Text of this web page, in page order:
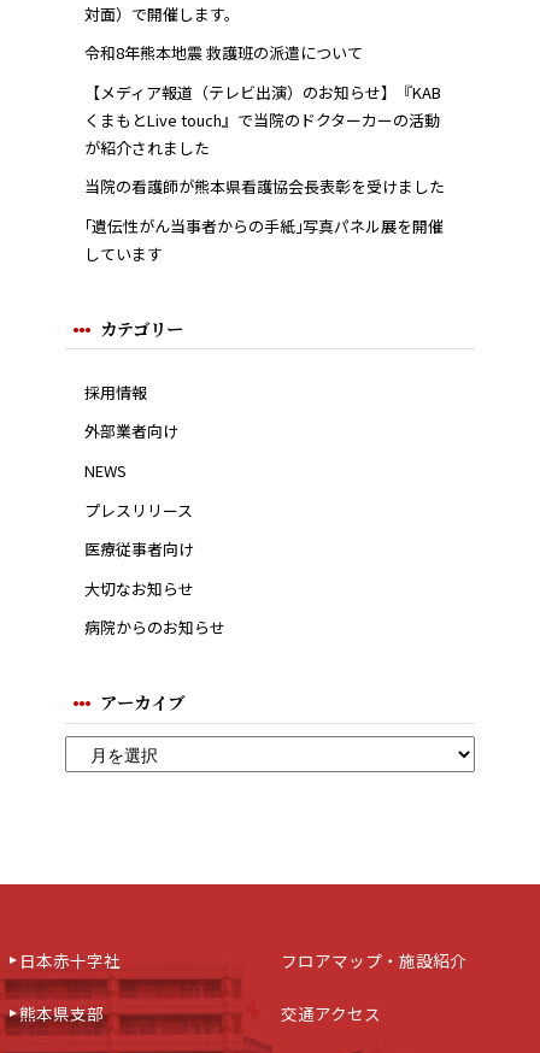
対面）で開催します。
令和8年熊本地震 救護班の派遣について
【メディア報道（テレビ出演）のお知らせ】『KAB
くまもとLive touch』で当院のドクターカーの活動
が紹介されました
当院の看護師が熊本県看護協会長表彰を受けました
｢遺伝性がん当事者からの手紙｣写真パネル展を開催
しています
カテゴリー
採用情報
外部業者向け
NEWS
プレスリリース
医療従事者向け
大切なお知らせ
病院からのお知らせ
アーカイブ
日本赤十字社
熊本県支部
フロアマップ・施設紹介
交通アクセス